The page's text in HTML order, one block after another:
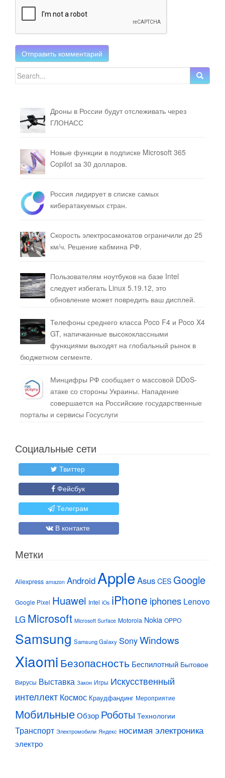
Search for:
Дроны в России будут отслеживать через
ГЛОНАСС
Новые функции в подписке Microsoft 365
Copilot за 30 долларов.
Россия лидирует в списке самых
кибератакуемых стран.
Скорость электросамокатов ограничили до 25
км/ч. Решение кабмина РФ.
Пользователям ноутбуков на базе Intel
следует избегать Linux 5.19.12, это
обновление может повредить ваш дисплей.
Телефоны среднего класса Poco F4 и Poco X4
GT, напичканные высококлассными
функциями выходят на глобальный рынок в
бюджетном сегменте.
Минцифры РФ сообщает о массовой DDoS-
атаке со стороны Украины. Нападение
совершается на Российские государственные
порталы и сервисы Госуслуги
Социальные сети
Твиттер
Фейсбук
Телеграм
В контакте
Метки
Aliexpress amazon Android Apple Asus CES Google
Google Pixel Huawei Intel iOs iPhone iphones Lenovo
LG Microsoft Microsoft Surface Motorola Nokia OPPO
Samsung Samsung Galaxy SonyWindows
Xiaomi Безопасность Беспилотный Бытовое
Вирусы Выставка Закон Игры Искусственный
интеллект Космос Краудфандинг Мероприятие
МобильныеОбзор Роботы Технологии
Транспорт Электромобили Яндекс носимая электроника
электро